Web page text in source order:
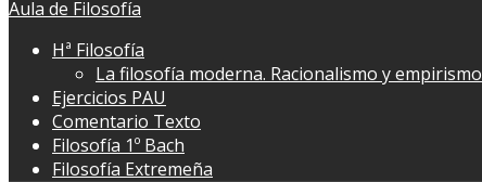
Aula de Filosofía
Hª Filosofía
La filosofía moderna. Racionalismo y empirismo
Ejercicios PAU
Comentario Texto
Filosofía 1º Bach
Filosofía Extremeña